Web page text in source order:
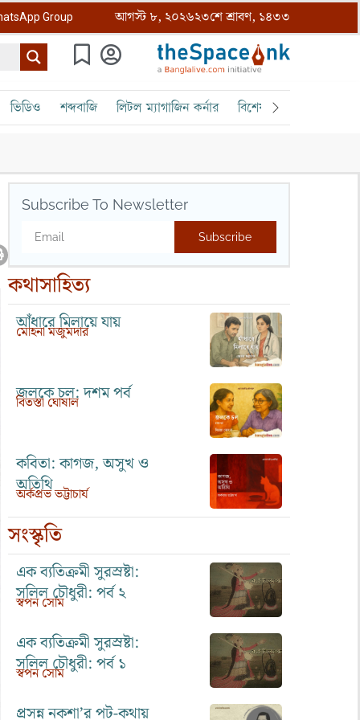
Group আগস্ট ৮, ২০২৬২৩শে শ্রাবণ, ১৪৩৩
ভিডিও শব্দবাজি লিটল ম্যাগাজিন কর্নার বিশেষ ক্রোড়পত্র
Subscribe To Newsletter
Subscribe
কথাসাহিত্য
আঁধারে মিলায়ে যায়
মোহনা মজুমদার
জলকে চল: দশম পর্ব
বিতস্তা ঘোষাল
কবিতা: কাগজ, অসুখ ও
অতিথি
অর্কপ্রভ ভট্টাচার্য
সংস্কৃতি
এক ব্যতিক্রমী সুরস্রষ্টা:
সলিল চৌধুরী: পর্ব ২
স্বপন সোম
এক ব্যতিক্রমী সুরস্রষ্টা:
সলিল চৌধুরী: পর্ব ১
স্বপন সোম
প্রসন্ন নকশা’র পট-কথায়